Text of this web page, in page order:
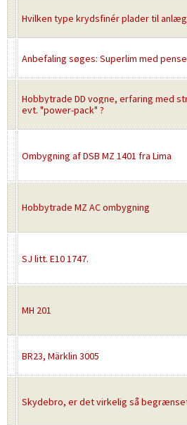
Hvilken type krydsfinér plader til
Anbefaling søges: Superlim med
Hobbytrade DD vogne, erfaring med
evt. "power-pack" ?
Ombygning af DSB MZ 1401 fra Lima
Hobbytrade MZ AC ombygning
SJ litt. E10 1747.
MH 201
BR23, Märklin 3005
Skydebro, er det virkelig så